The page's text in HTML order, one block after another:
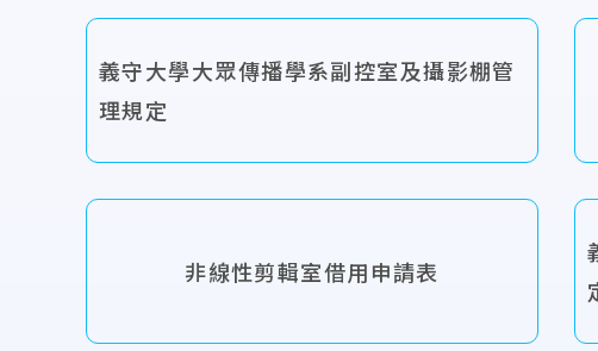
義守大學大眾傳播學系副控室及攝影棚管
理規定
非線性剪輯室借用申請表